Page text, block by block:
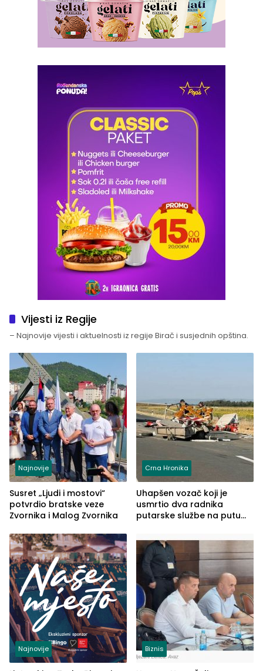
Vijesti iz Regije
– Najnovije vijesti i aktuelnosti iz regije Birač i susjednih opština.
Najnovije
Susret „Ljudi i mostovi“
potvrdio bratske veze
Zvornika i Malog Zvornika
Crna Hronika
Uhapšen vozač koji je
usmrtio dva radnika
putarske službe na putu
(FOTO)
Najnovije Biznis